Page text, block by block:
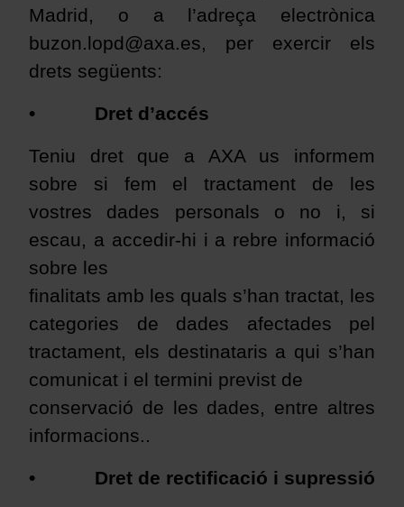
Madrid, o a l’adreça electrònica
buzon.lopd@axa.es, per exercir els
drets següents:
• Dret d’accés
Teniu dret que a AXA us informem
sobre si fem el tractament de les
vostres dades personals o no i, si
escau, a accedir-hi i a rebre informació
sobre les
finalitats amb les quals s’han tractat, les
categories de dades afectades pel
tractament, els destinataris a qui s’han
comunicat i el termini previst de
conservació de les dades, entre altres
informacions..
• Dret de rectificació i supressió